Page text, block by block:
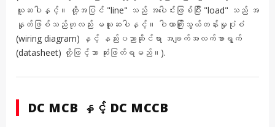
ယူဆပါနှင့်။ ထို့အပြင် "line" သည် အပေါင်းဖြစ်ပြီး "load" သည် အ
နှုတ်ဖြစ်သည်ဟုလည်း မယူဆပါနှင့်။ ဝါယာကြိုးသွယ်တန်းမှုပုံစံ
(wiring diagram) နှင့် နည်းပညာဆိုင်ရာ အချက်အလက်စာရွက်
(datasheet) တို့ဖြင့်သာ ဆုံးဖြတ်ရမည်။).
DC MCB နှင့် DC MCCB